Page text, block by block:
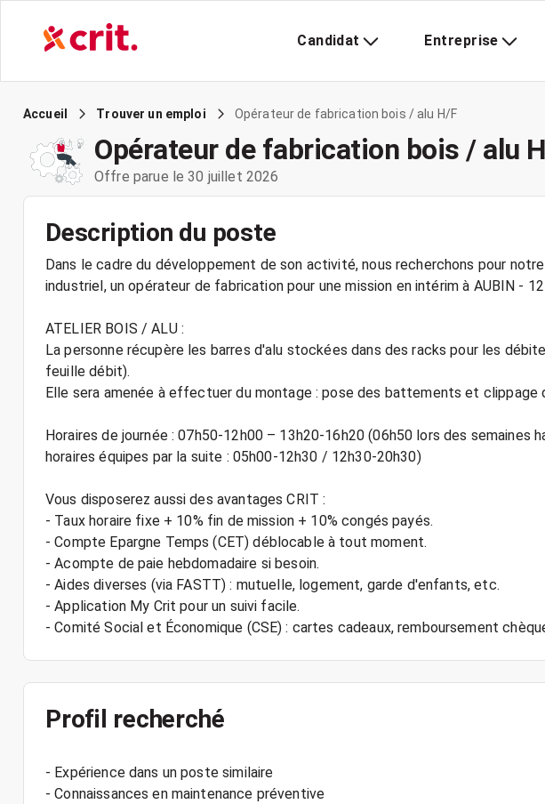
Candidat Entreprise
Accueil Trouver un emploi Opérateur de fabrication bois / alu H/F
Opérateur de fabrication bois / alu
Offre parue le 30 juillet 2026
Description du poste
Dans le cadre du développement de son activité, nous recherchons pour
industriel, un opérateur de fabrication pour une mission en intérim à AUBIN -
ATELIER BOIS / ALU :
La personne récupère les barres d'alu stockées dans des racks pour les
feuille débit).
Elle sera amenée à effectuer du montage : pose des battements et clippage
Horaires de journée : 07h50-12h00 – 13h20-16h20 (06h50 lors des semaines
horaires équipes par la suite : 05h00-12h30 / 12h30-20h30)
Vous disposerez aussi des avantages CRIT :
- Taux horaire fixe + 10% fin de mission + 10% congés payés.
- Compte Epargne Temps (CET) déblocable à tout moment.
- Acompte de paie hebdomadaire si besoin.
- Aides diverses (via FASTT) : mutuelle, logement, garde d'enfants, etc.
- Application My Crit pour un suivi facile.
Profil recherché
- Expérience dans un poste similaire
- Connaissances en maintenance préventive